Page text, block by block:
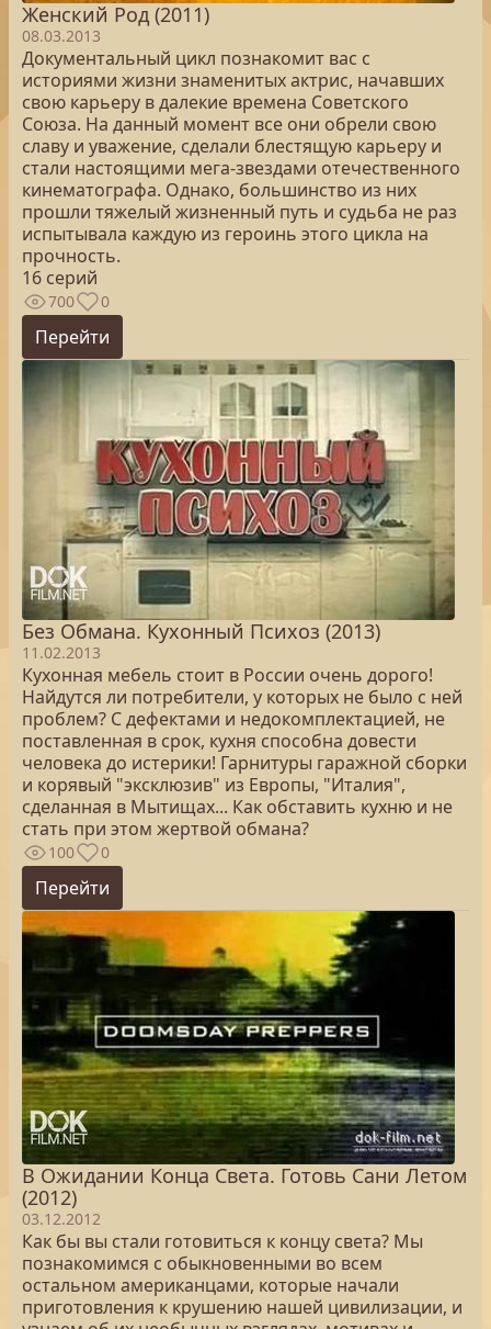
Женский Род (2011)
08.03.2013
Документальный цикл познакомит вас с
историями жизни знаменитых актрис, начавших
свою карьеру в далекие времена Советского
Союза. На данный момент все они обрели свою
славу и уважение, сделали блестящую карьеру и
стали настоящими мега-звездами отечественного
кинематографа. Однако, большинство из них
прошли тяжелый жизненный путь и судьба не раз
испытывала каждую из героинь этого цикла на
прочность.
16 серий
700 0
Перейти
Без Обмана. Кухонный Психоз (2013)
11.02.2013
Кухонная мебель стоит в России очень дорого!
Найдутся ли потребители, у которых не было с ней
проблем? С дефектами и недокомплектацией, не
поставленная в срок, кухня способна довести
человека до истерики! Гарнитуры гаражной сборки
и корявый "эксклюзив" из Европы, "Италия",
сделанная в Мытищах... Как обставить кухню и не
стать при этом жертвой обмана?
100 0
Перейти
В Ожидании Конца Света. Готовь Сани Летом
(2012)
03.12.2012
Как бы вы стали готовиться к концу света? Мы
познакомимся с обыкновенными во всем
остальном американцами, которые начали
приготовления к крушению нашей цивилизации, и